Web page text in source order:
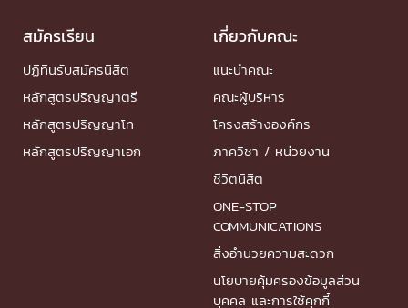
สมัครเรียน
ปฏิทินรับสมัครนิสิต
หลักสูตรปริญญาตรี
หลักสูตรปริญญาโท
หลักสูตรปริญญาเอก
เกี่ยวกับคณะ
แนะนำคณะ
คณะผู้บริหาร
โครงสร้างองค์กร
ภาควิชา / หน่วยงาน
ชีวิตนิสิต
ONE-STOP
COMMUNICATIONS
สิ่งอำนวยความสะดวก
นโยบายคุ้มครองข้อมูลส่วน
บุคคล และการใช้คุกกี้